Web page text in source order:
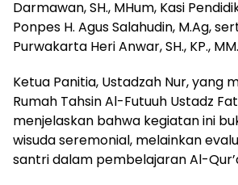
Darmawan, SH., MHum, Kasi
Ponpes H. Agus Salahudin, M.Ag,
Purwakarta Heri Anwar, SH., KP., MM.
Ketua Panitia, Ustadzah Nur, yang
Rumah Tahsin Al-Futuuh Ustadz
menjelaskan bahwa kegiatan ini
wisuda seremonial, melainkan
santri dalam pembelajaran Al-